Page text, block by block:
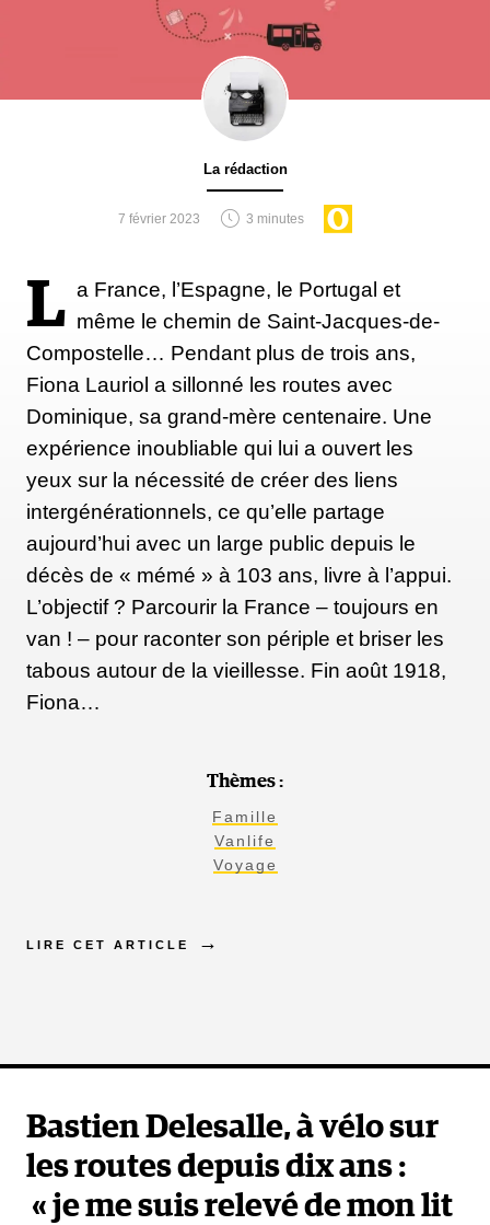
La rédaction
7 février 2023 3 minutes
L a France, l’Espagne, le Portugal et
même le chemin de Saint-Jacques-de-
Compostelle… Pendant plus de trois ans,
Fiona Lauriol a sillonné les routes avec
Dominique, sa grand-mère centenaire. Une
expérience inoubliable qui lui a ouvert les
yeux sur la nécessité de créer des liens
intergénérationnels, ce qu’elle partage
aujourd’hui avec un large public depuis le
décès de « mémé » à 103 ans, livre à l’appui.
L’objectif ? Parcourir la France – toujours en
van ! – pour raconter son périple et briser les
tabous autour de la vieillesse. Fin août 1918,
Fiona…
Thèmes :
Famille
Vanlife
Voyage
LIRE CET ARTICLE
Bastien Delesalle, à vélo sur
les routes depuis dix ans :
« je me suis relevé de mon lit